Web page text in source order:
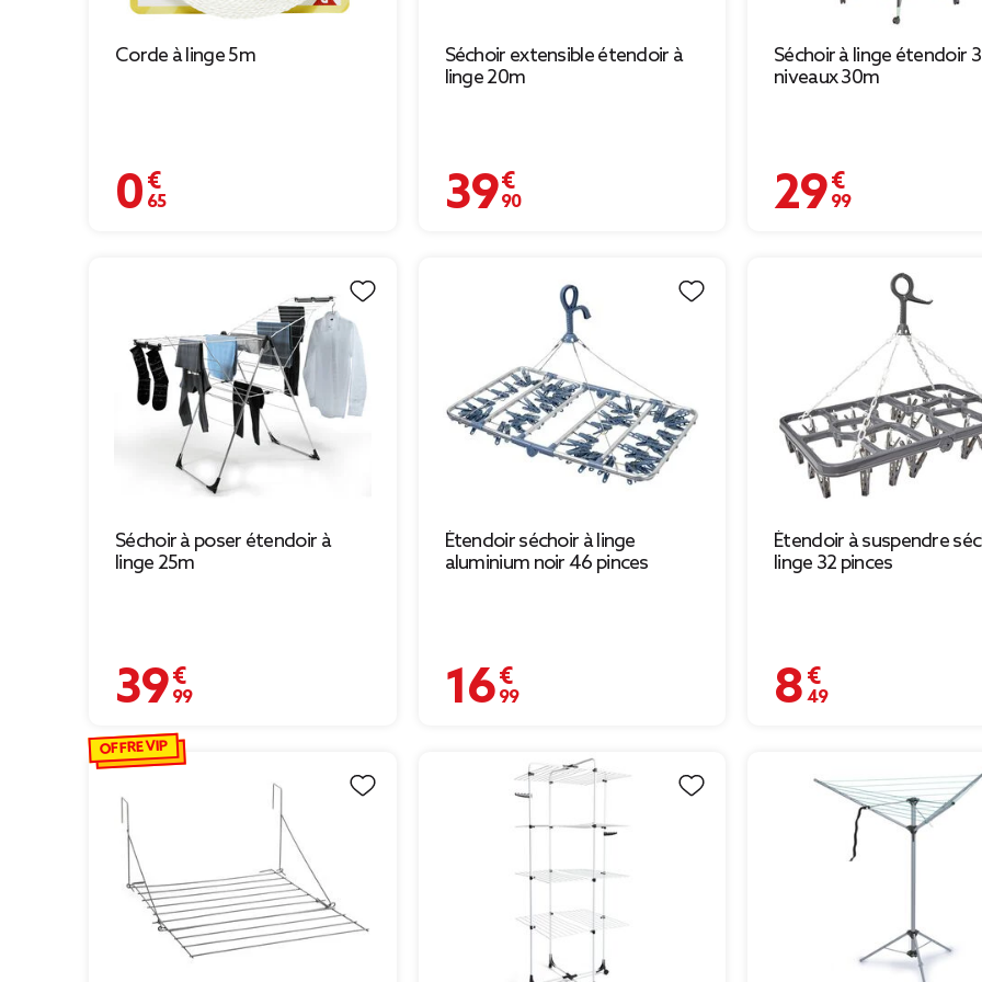
Corde à linge 5m
0,65 €
Séchoir extensible étendoir à
linge 20m
39,90 €
Séchoir à linge étendoir 3
niveaux 30m
29,99 €
Séchoir à poser étendoir à
linge 25m
39,99 €
Étendoir séchoir à linge
aluminium noir 46 pinces
16,99 €
Étendoir à suspendre
linge 32 pinces
8,49 €
OFFRE VIP